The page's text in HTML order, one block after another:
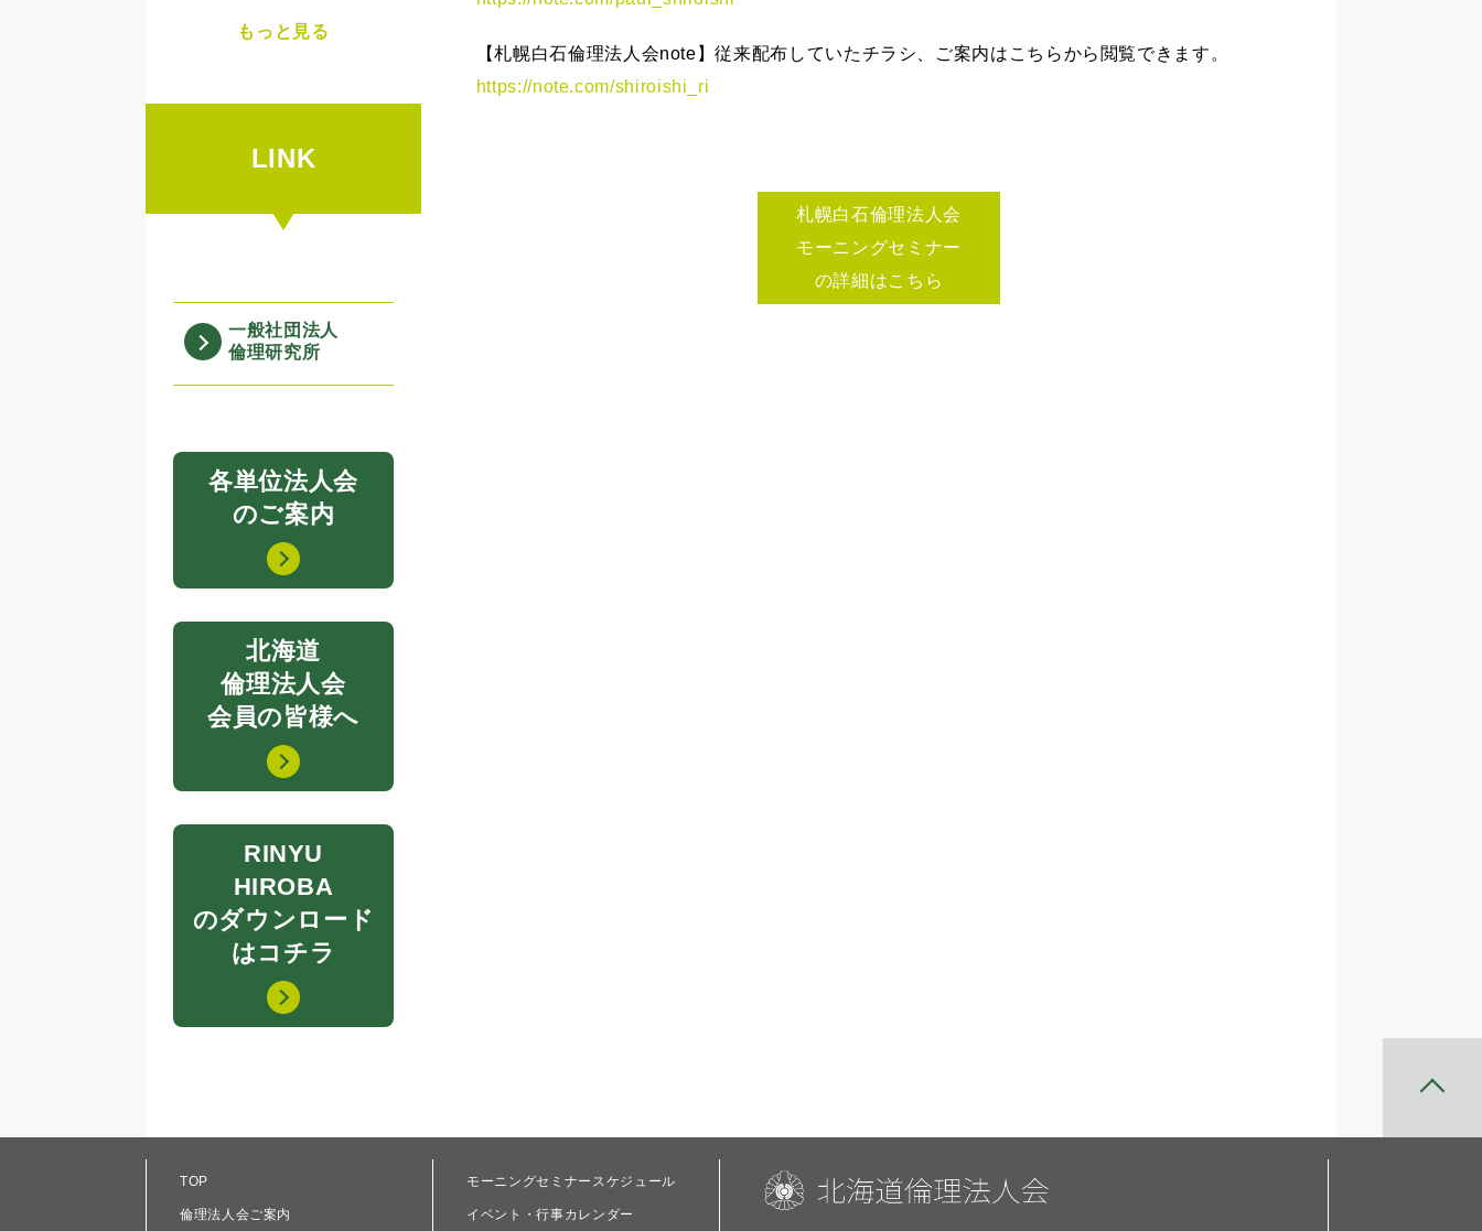
【札幌白石倫理法人会note】従来配布していたチラシ、ご案内はこちらから閲覧できます。
https://note.com/shiroishi_ri
札幌白石倫理法人会
モーニングセミナー
の詳細はこちら
もっと見る
LINK
一般社団法人
倫理研究所
各単位法人会
のご案内
北海道
倫理法人会
会員の皆様へ
RINYU
HIROBA
のダウンロード
はコチラ
TOP
倫理法人会ご案内
モーニングセミナースケジュール
イベント・行事カレンダー